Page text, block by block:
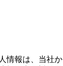
情報は、当社